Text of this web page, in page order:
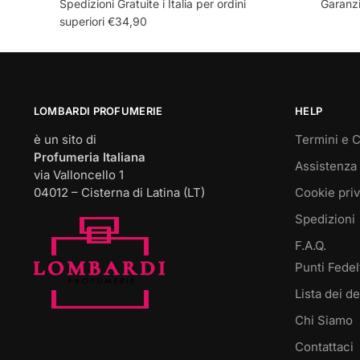
varianti.
opzioni
scelte
pagina
del
prodotto
varianti.
opzioni
scelte
del
prodotto
Spedizioni Gratuite i Italia per ordini
superiori €34,90
LOMBARDI PROFUMERIE
è un sito di
Profumeria Italiana
via Valloncello 1
04012 – Cisterna di Latina (LT)
HELP
Termini e
Assistenza
Cookie
Spedizioni
F.A.Q.
Punti
Lista dei
Chi Siamo
Contattaci